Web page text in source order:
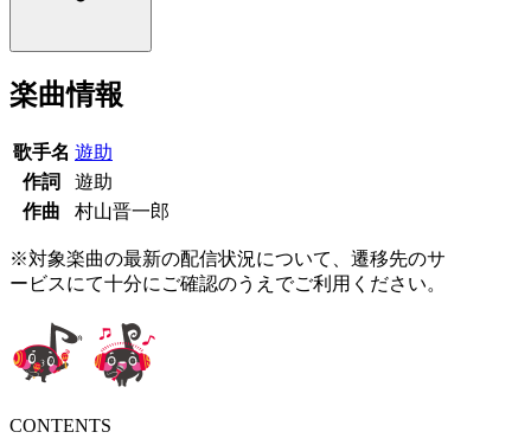
楽曲情報
歌手名 遊助
作詞
遊助
作曲
村山晋一郎
※対象楽曲の最新の配信状況について、遷移先のサ
ービスにて十分にご確認のうえでご利用ください。
CONTENTS